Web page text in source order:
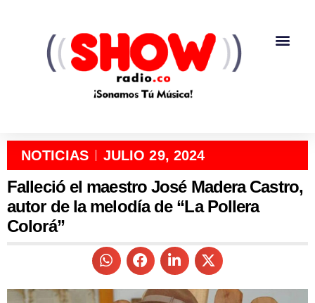
NOTICIAS JULIO 29, 2024
Falleció el maestro José Madera Castro,
autor de la melodía de “La Pollera
Colorá”